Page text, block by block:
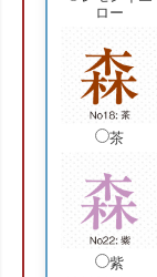
ロー
茶
紫